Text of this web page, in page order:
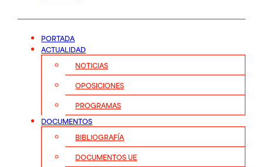
PORTADA
ACTUALIDAD
NOTICIAS
OPOSICIONES
PROGRAMAS
DOCUMENTOS
BIBLIOGRAFÍA
DOCUMENTOS UE